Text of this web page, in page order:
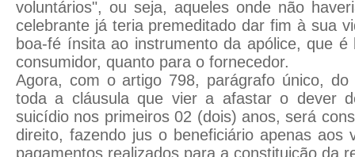
voluntários", ou seja, aqueles onde não
celebrante já teria premeditado dar fim à sua
boa-fé ínsita ao instrumento da apólice, que
consumidor, quanto para o fornecedor.
Agora, com o artigo 798, parágrafo único, do
toda a cláusula que vier a afastar o dever
suicídio nos primeiros 02 (dois) anos, será
direito, fazendo jus o beneficiário apenas aos
pagamentos realizados para a constituição da